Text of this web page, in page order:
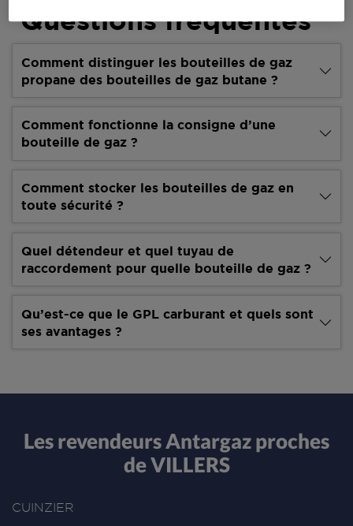
Questions fréquentes
Comment distinguer les bouteilles de gaz
propane des bouteilles de gaz butane ?
Comment fonctionne la consigne d’une
bouteille de gaz ?
Comment stocker les bouteilles de gaz en
toute sécurité ?
Quel détendeur et quel tuyau de
raccordement pour quelle bouteille de gaz ?
Qu’est-ce que le GPL carburant et quels sont
ses avantages ?
Les revendeurs Antargaz proches
de VILLERS
CUINZIER